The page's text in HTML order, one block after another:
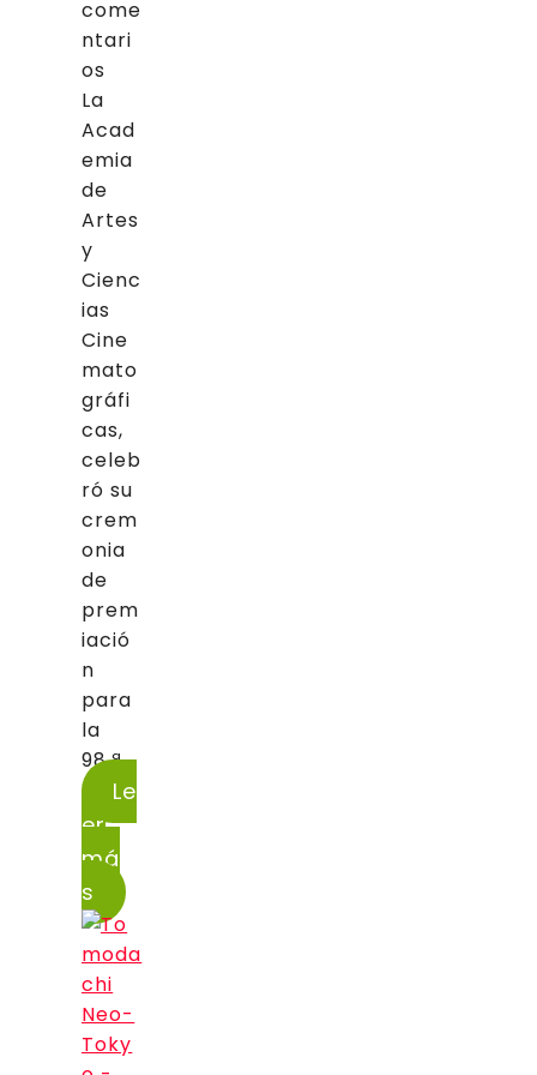
come
ntari
os
La
Acad
emia
de
Artes
y
Cienc
ias
Cine
mato
gráfi
cas,
celeb
ró su
crem
onia
de
prem
iació
n
para
la
98.ª...
Le
er
má
s